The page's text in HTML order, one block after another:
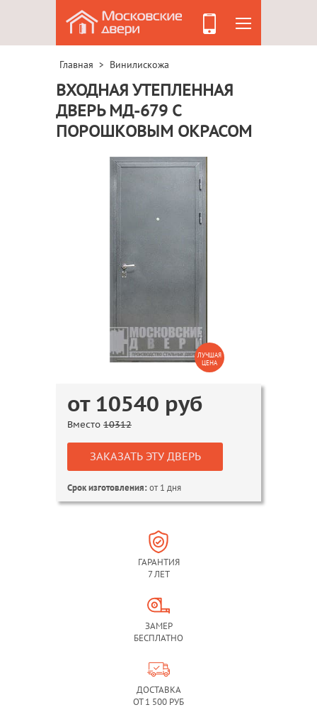
Главная > Винилискожа
ВХОДНАЯ УТЕПЛЕННАЯ
ДВЕРЬ МД-679 С
ПОРОШКОВЫМ ОКРАСОМ
ЛУЧШАЯ
ЦЕНА
от 10540 руб
Вместо 10312
ЗАКАЗАТЬ ЭТУ ДВЕРЬ
Срок изготовления:от 1 дня
ГАРАНТИЯ
7 ЛЕТ
ЗАМЕР
БЕСПЛАТНО
ДОСТАВКА
ОТ 1 500 РУБ